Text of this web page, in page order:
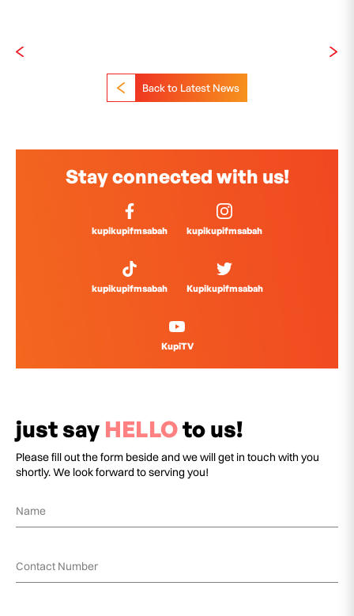
Back to Latest News
Stay connected with us!
kupikupifmsabah kupikupifmsabah
kupikupifmsabah Kupikupifmsabah
KupiTV
just say HELLOto us!
Please fill out the form beside and we will get in touch with you
shortly. We look forward to serving you!